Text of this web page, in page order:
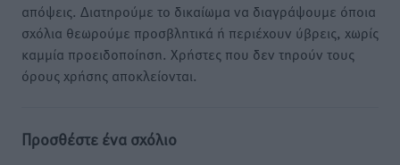
απόψεις. Διατηρούμε το δικαίωμα να διαγράψουμε όποια
σχόλια θεωρούμε προσβλητικά ή περιέχουν ύβρεις, χωρίς
καμμία προειδοποίηση. Χρήστες που δεν τηρούν τους
όρους χρήσης αποκλείονται.
Προσθέστε ένα σχόλιο